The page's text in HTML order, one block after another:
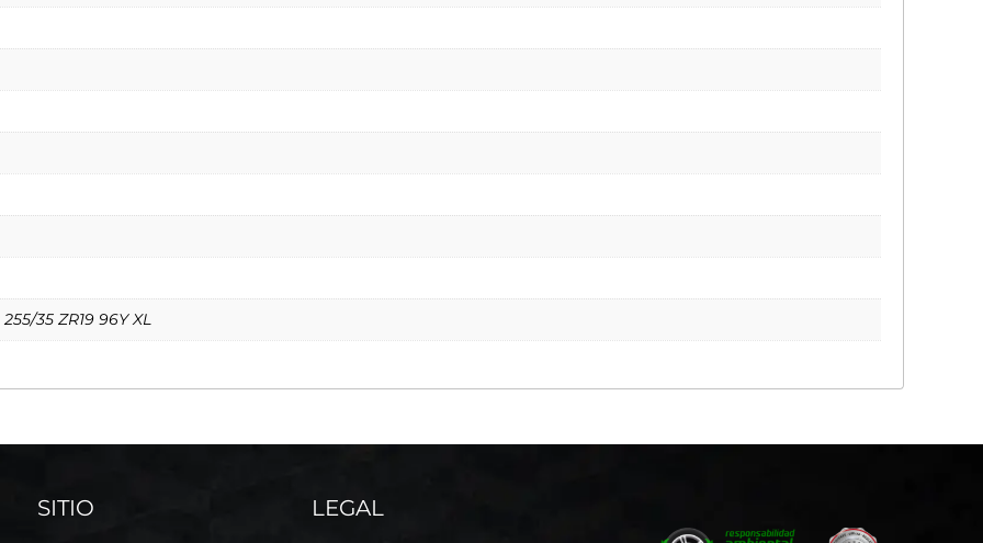
35 ZR19 96Y XL
SITIO LEGAL